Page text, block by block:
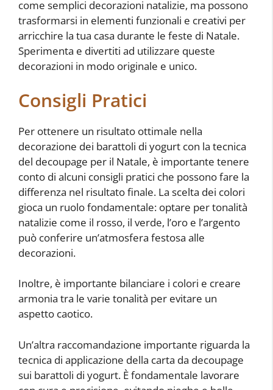
come semplici decorazioni natalizie, ma possono
trasformarsi in elementi funzionali e creativi per
arricchire la tua casa durante le feste di Natale.
Sperimenta e divertiti ad utilizzare queste
decorazioni in modo originale e unico.
Consigli Pratici
Per ottenere un risultato ottimale nella
decorazione dei barattoli di yogurt con la tecnica
del decoupage per il Natale, è importante tenere
conto di alcuni consigli pratici che possono fare la
differenza nel risultato finale. La scelta dei colori
gioca un ruolo fondamentale: optare per tonalità
natalizie come il rosso, il verde, l’oro e l’argento
può conferire un’atmosfera festosa alle
decorazioni.
Inoltre, è importante bilanciare i colori e creare
armonia tra le varie tonalità per evitare un
aspetto caotico.
Un’altra raccomandazione importante riguarda la
tecnica di applicazione della carta da decoupage
sui barattoli di yogurt. È fondamentale lavorare